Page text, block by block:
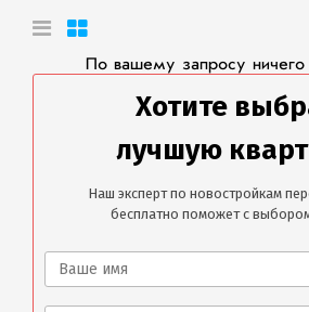
По вашему запросу ничего
Хотите
лучшую
Наш эксперт по новостройкам
бесплатно поможет с